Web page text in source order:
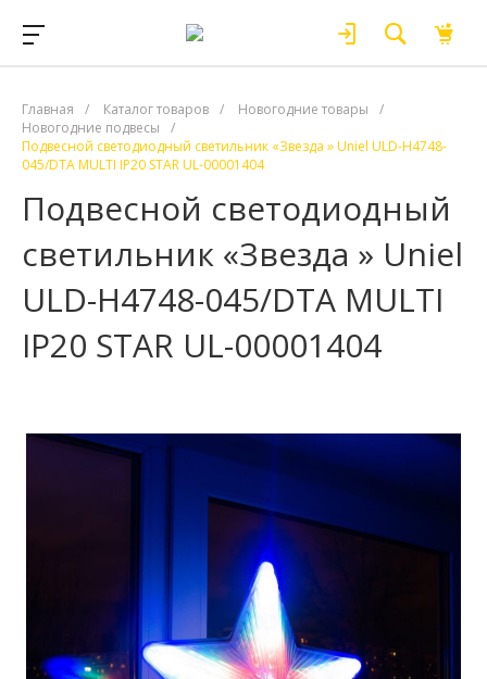
Главная / Каталог товаров / Новогодние товары
/
Новогодние подвесы
/
Подвесной светодиодный светильник «Звезда » Uniel ULD-H4748-
045/DTA MULTI IP20 STAR UL-00001404
Подвесной светодиодный
светильник «Звезда » Uniel
ULD-H4748-045/DTA MULTI
IP20 STAR UL-00001404